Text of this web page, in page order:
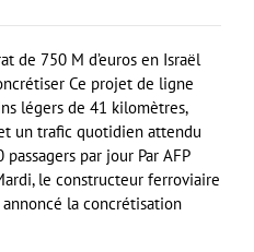
de 750 M d’euros en Israël
Ce projet de ligne
légers de 41 kilomètres,
un trafic quotidien attendu
par jour Par AFP
le constructeur ferroviaire
la concrétisation